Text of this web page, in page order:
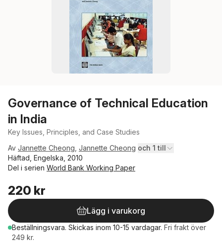
Governance of Technical Education
in India
Key Issues, Principles, and Case Studies
Av Jannette Cheong Jannette Cheong och 1 till
Häftad, Engelska, 2010
Del i serien World Bank Working Paper
220 kr
Lägg i varukorg
Beställningsvara. Skickas inom 10-15 vardagar. Fri frakt över
249 kr.